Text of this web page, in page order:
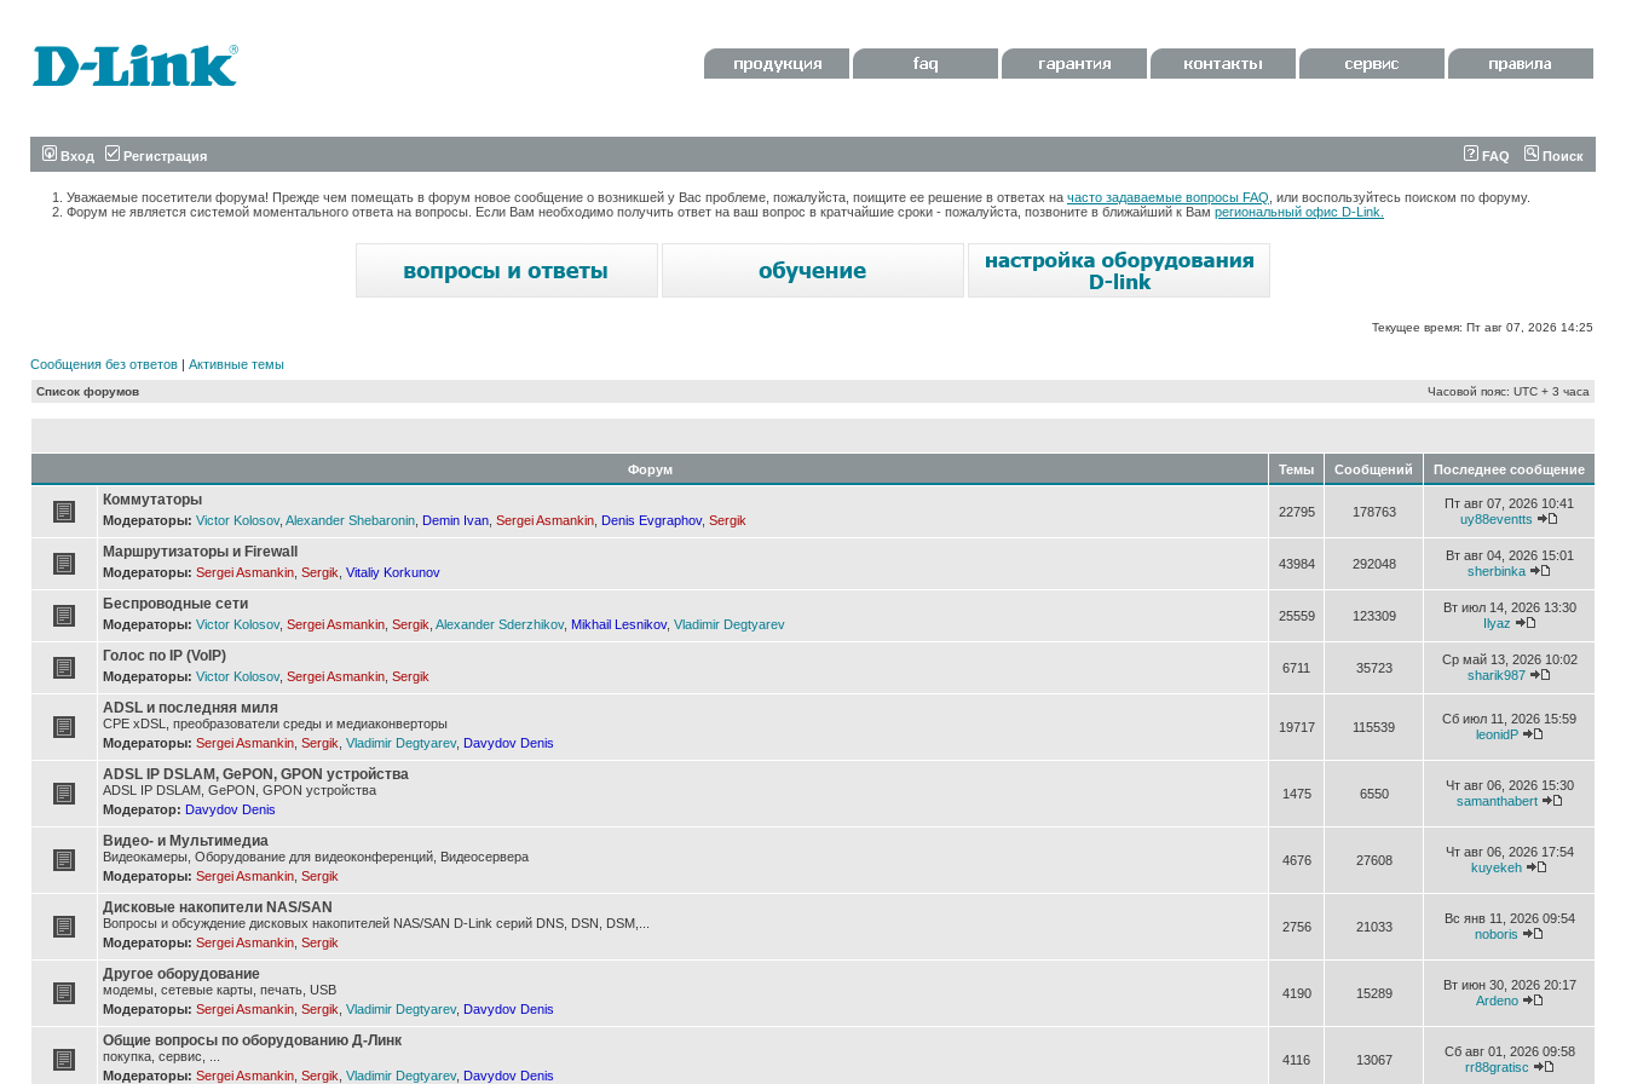
Вход Регистрация FAQ Поиск
Уважаемые посетители форума! Прежде чем помещать в форум новое сообщение о возникшей у Вас проблеме, пожалуйста, поищите ее решение в ответах на часто задаваемые вопросы FAQ , или воспользуйтесь поиском по форуму.
Форум не является системой моментального ответа на вопросы. Если Вам необходимо получить ответ на ваш вопрос в кратчайшие сроки - пожалуйста, позвоните в ближайший к Вам региональный офис D-Link.
Текущее время: Пт авг 07, 2026 14:25
Сообщения без ответов | Активные темы
Список форумов Часовой пояс: UTC + 3 часа
Форум Темы Сообщений Последнее сообщение
Коммутаторы
Модераторы: Victor Kolosov, Alexander Shebaronin Demin Ivan Sergei Asmankin Denis Evgraphov, Sergik
22795 178763
Пт авг 07, 2026 10:41
uy88eventts
Маршрутизаторы и Firewall
Модераторы: Sergei Asmankin Sergik Vitaliy Korkunov
43984 292048
Вт авг 04, 2026 15:01
sherbinka
Беспроводные сети
Модераторы: Victor Kolosov, Sergei Asmankin Sergik Alexander Sderzhikov, Mikhail Lesnikov, Vladimir Degtyarev
25559 123309
Вт июл 14, 2026 13:30
Ilyaz
Голос по IP (VoIP)
Модераторы: Victor Kolosov, Sergei Asmankin Sergik
6711 35723
Ср май 13, 2026 10:02
sharik987
ADSL и последняя миля
CPE xDSL, преобразователи среды и медиаконверторы
Модераторы: Sergei Asmankin Sergik Vladimir Degtyarev, Davydov Denis
19717 115539
Сб июл 11, 2026 15:59
leonidP
ADSL IP DSLAM, GePON, GPON устройства
ADSL IP DSLAM, GePON, GPON устройства
Модератор: Davydov Denis
1475 6550
Чт авг 06, 2026 15:30
samanthabert
Видео- и Мультимедиа
Видеокамеры, Оборудование для видеоконференций, Видеосервера
Модераторы: Sergei Asmankin Sergik
4676 27608
Чт авг 06, 2026 17:54
kuyekeh
Дисковые накопители NAS/SAN
Вопросы и обсуждение дисковых накопителей NAS/SAN D-Link серий DNS, DSN, DSM,...
Модераторы: Sergei Asmankin Sergik
2756 21033
Вс янв 11, 2026 09:54
noboris
Другое оборудование
модемы, сетевые карты, печать, USB
Модераторы: Sergei Asmankin Sergik Vladimir Degtyarev, Davydov Denis
4190 15289
Вт июн 30, 2026 20:17
Ardeno
Общие вопросы по оборудованию Д-Линк
покупка, сервис, ...
Модераторы: Sergei Asmankin Sergik Vladimir Degtyarev, Davydov Denis
4116 13067
Сб авг 01, 2026 09:58
rr88gratisc